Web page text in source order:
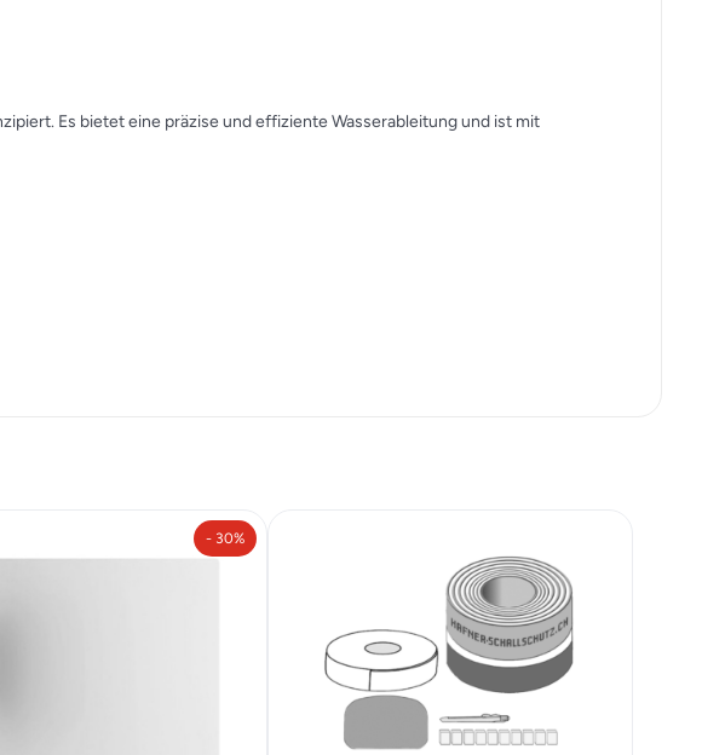
Es bietet eine präzise und effiziente Wasserableitung und ist mit
- 30%